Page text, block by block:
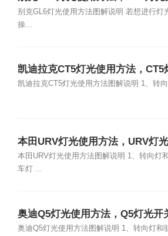
关图解说明
别克GL6灯光使用方法图解说明 若想进行灯
操...
凯迪拉克CT5灯光使用方法，CT5
开关图解说明
凯迪拉克CT5灯光使用方法图解说明 1、转
本田URV灯光使用方法，URV灯
关图解说明
本田URV灯光使用方法图解说明 1、转向灯
车灯 ...
奥迪Q5灯光使用方法，Q5灯光开
解说明
奥迪Q5灯光使用方法图解说明 1、转向灯和